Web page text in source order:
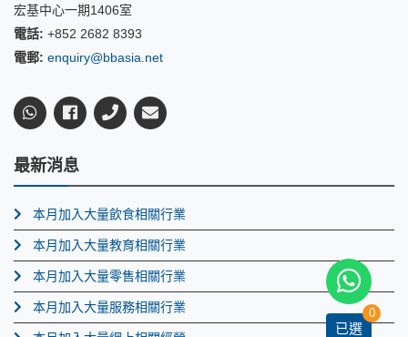
宏基中心一期1406室
電話: +852 2682 8393
電郵: enquiry@bbasia.net
最新消息
本月加入大量飲食相關行業
本月加入大量教育相關行業
本月加入大量零售相關行業
本月加入大量服務相關行業
已選
0